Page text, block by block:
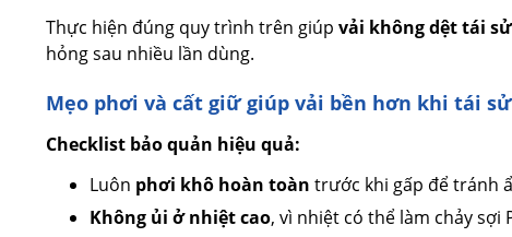
Thực hiện đúng quy trình trên giúp vải không dệt tái
hỏng sau nhiều lần dùng.
Mẹo phơi và cất giữ giúp vải bền hơn khi tái
Checklist bảo quản hiệu quả:
Luôn phơi khô hoàn toàn trước khi gấp để tránh
Không ủi ở nhiệt cao, vì nhiệt có thể làm chảy sợi